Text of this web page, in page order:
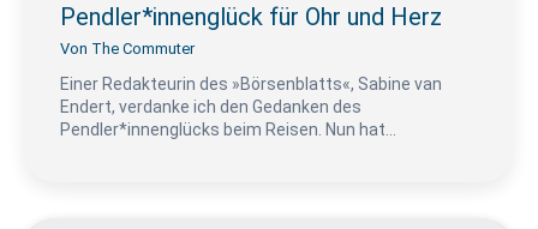
Pendler*innenglück für Ohr und Herz
Von The Commuter
Einer Redakteurin des »Börsenblatts«, Sabine van
Endert, verdanke ich den Gedanken des
Pendler*innenglücks beim Reisen. Nun hat…